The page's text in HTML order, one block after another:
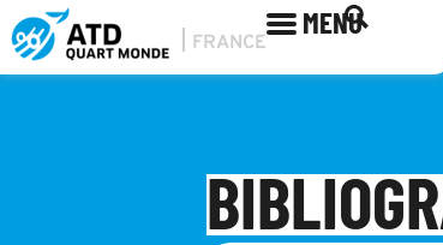
MENU